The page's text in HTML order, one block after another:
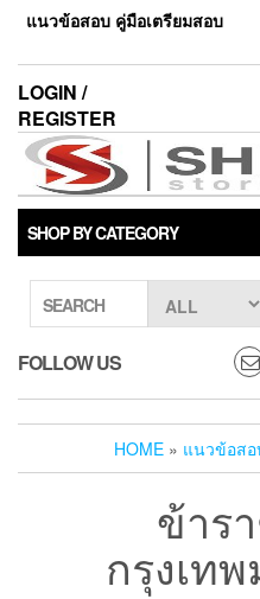
แนวข้อสอบ คู่มือเตรียมสอบ
LOGIN /
REGISTER
SHOP BY CATEGORY
SEARCH
FOLLOW US
HOME » แนวข้อสอ
ข้าร
กรุงเท